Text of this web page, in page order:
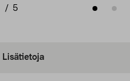
/ 5
Lisätietoja